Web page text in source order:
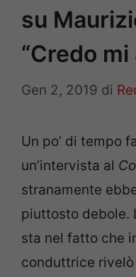
su
“Credo
Gen 2, 2019 di
Un po’ di tempo fa
un’intervista al
stranamente
piuttosto debole.
sta nel fatto che
conduttrice